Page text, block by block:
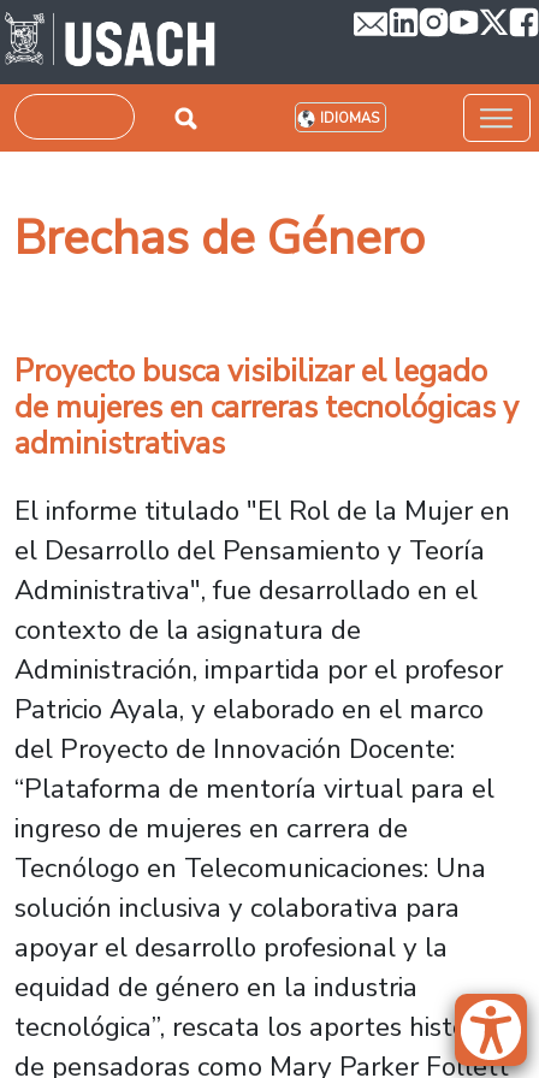
Pasar al contenido principal
Buscar IDIOMAS
Brechas de Género
Proyecto busca visibilizar el legado
de mujeres en carreras tecnológicas y
administrativas
El informe titulado "El Rol de la Mujer en
el Desarrollo del Pensamiento y Teoría
Administrativa", fue desarrollado en el
contexto de la asignatura de
Administración, impartida por el profesor
Patricio Ayala, y elaborado en el marco
del Proyecto de Innovación Docente:
“Plataforma de mentoría virtual para el
ingreso de mujeres en carrera de
Tecnólogo en Telecomunicaciones: Una
solución inclusiva y colaborativa para
apoyar el desarrollo profesional y la
equidad de género en la industria
tecnológica”, rescata los aportes históricos
de pensadoras como Mary Parker Follett